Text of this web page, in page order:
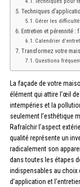
Techniques
Gérer les
Entretien et pérennité :
Calendrier
Transformez votre
Questions
La façade de votre
élément qui attire l’œil
intempéries et la
seulement l’esthétique
Rafraîchir l’aspect
qualité représente un
radicalement son
dans toutes les étapes
indispensables au choix
d’application et